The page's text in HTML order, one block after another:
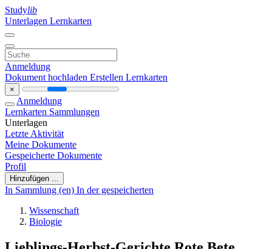
Studylib
Unterlagen Lernkarten
Anmeldung
Dokument hochladen Erstellen Lernkarten
×
Anmeldung
Lernkarten Sammlungen
Unterlagen
Letzte Aktivität
Meine Dokumente
Gespeicherte Dokumente
Profil
Hinzufügen ...
In Sammlung (en) In der gespeicherten
Wissenschaft
Biologie